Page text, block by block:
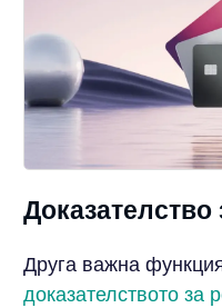
Доказателство
Друга важна
доказателството за